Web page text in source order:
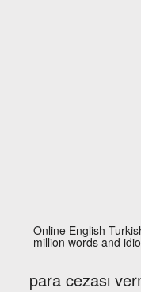
Online English
million words and
para cezası